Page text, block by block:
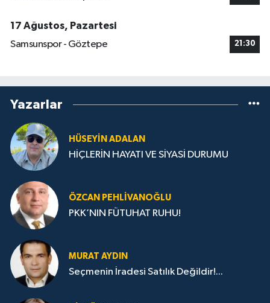
17 Ağustos, Pazartesi
Samsunspor - Göztepe
21:30
Yazarlar
HÜSEYIN ADALAN
HİÇLERİN HAYATI VE SİYASİ DURUMU
ÖZCAN PEHLIVANOĞLU
PKK’NIN FÜTUHAT RUHU!
MURAT AYDIN
Seçmenin İradesi Satılık Değildir!...